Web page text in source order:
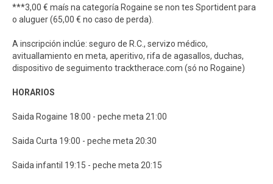
***3,00 € maís na categoría Rogaine se non tes Sportident para
o aluguer (65,00 € no caso de perda).
A inscripción inclúe: seguro de R.C., servizo médico,
avituallamiento en meta, aperitivo, rifa de agasallos, duchas,
dispositivo de seguimento tracktherace.com (só no Rogaine)
HORARIOS
Saida Rogaine 18:00 - peche meta 21:00
Saida Curta 19:00 - peche meta 20:30
Saida infantil 19:15 - peche meta 20:15